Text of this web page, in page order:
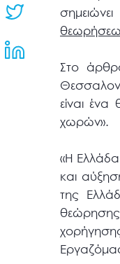
Στο
είναι
χωρών».
«Η
και
της